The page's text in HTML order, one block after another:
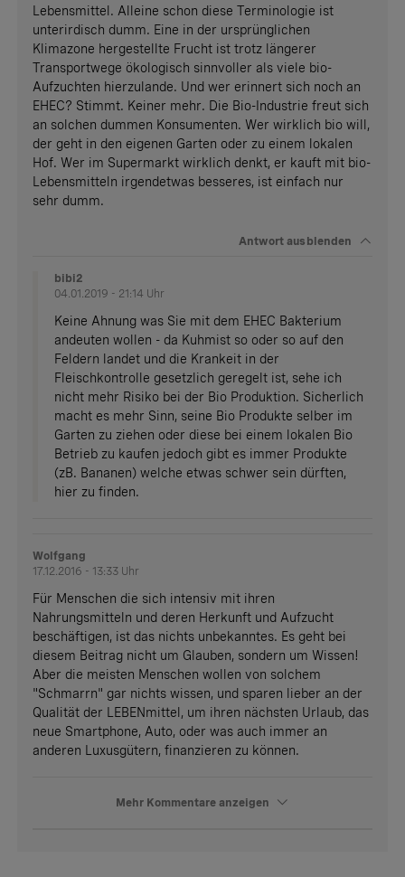
Lebensmittel. Alleine schon diese Terminologie ist
unterirdisch dumm. Eine in der ursprünglichen
Klimazone hergestellte Frucht ist trotz längerer
Transportwege ökologisch sinnvoller als viele bio-
Aufzuchten hierzulande. Und wer erinnert sich noch an
EHEC? Stimmt. Keiner mehr. Die Bio-Industrie freut sich
an solchen dummen Konsumenten. Wer wirklich bio will,
der geht in den eigenen Garten oder zu einem lokalen
Hof. Wer im Supermarkt wirklich denkt, er kauft mit bio-
Lebensmitteln irgendetwas besseres, ist einfach nur
sehr dumm.
Antwortausblenden
bibi2
04.01.2019 - 21:14 Uhr
Keine Ahnung was Sie mit dem EHEC Bakterium
andeuten wollen - da Kuhmist so oder so auf den
Feldern landet und die Krankeit in der
Fleischkontrolle gesetzlich geregelt ist, sehe ich
nicht mehr Risiko bei der Bio Produktion. Sicherlich
macht es mehr Sinn, seine Bio Produkte selber im
Garten zu ziehen oder diese bei einem lokalen Bio
Betrieb zu kaufen jedoch gibt es immer Produkte
(zB. Bananen) welche etwas schwer sein dürften,
hier zu finden.
Wolfgang
17.12.2016 - 13:33 Uhr
Für Menschen die sich intensiv mit ihren
Nahrungsmitteln und deren Herkunft und Aufzucht
beschäftigen, ist das nichts unbekanntes. Es geht bei
diesem Beitrag nicht um Glauben, sondern um Wissen!
Aber die meisten Menschen wollen von solchem
"Schmarrn" gar nichts wissen, und sparen lieber an der
Qualität der LEBENmittel, um ihren nächsten Urlaub, das
neue Smartphone, Auto, oder was auch immer an
anderen Luxusgütern, finanzieren zu können.
Mehr Kommentare anzeigen